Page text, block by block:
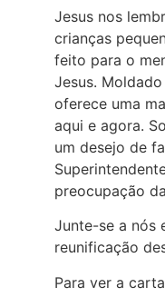
Jesus nos
crianças
feito para o
Jesus.
oferece uma
aqui e agora.
um desejo de
preocupação
Junte-se a nós
reunificação
Para ver a